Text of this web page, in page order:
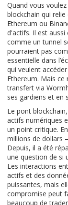
Quand vous
blockchain qui
Ethereum ou
d'actifs. Il est
comme un tunnel
pourraient pas
essentielle dans
qui veulent
Ethereum. Mais ce
transfert via
ses gardiens et en
Le pont blockchain,
actifs numériques
un point critique.
millions de dollars
Depuis, il a été
une question de si
Les interactions
actifs et des
puissantes, mais
compromise peut
beaucoup de